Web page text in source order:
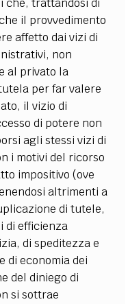
che, trattandosi di
il provvedimento
affetto dai vizi di
non
al privato la
per far valere
il vizio di
di potere non
agli stessi vizi di
i motivi del ricorso
impositivo (ove
altrimenti a
di tutele,
di efficienza
di speditezza e
di economia dei
del diniego di
si sottrae